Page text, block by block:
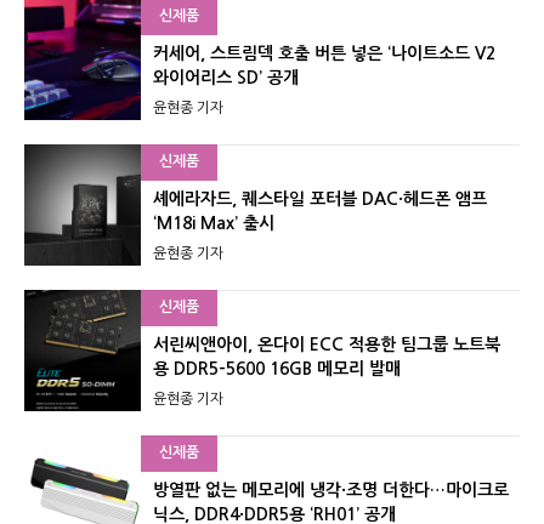
신제품
커세어, 스트림덱 호출 버튼 넣은 ‘나이트소드 V2
와이어리스 SD’ 공개
윤현종 기자
신제품
셰에라자드, 퀘스타일 포터블 DAC·헤드폰 앰프
‘M18i Max’ 출시
윤현종 기자
신제품
서린씨앤아이, 온다이 ECC 적용한 팀그룹 노트북
용 DDR5-5600 16GB 메모리 발매
윤현종 기자
신제품
방열판 없는 메모리에 냉각·조명 더한다…마이크로
닉스, DDR4·DDR5용 ‘RH01’ 공개